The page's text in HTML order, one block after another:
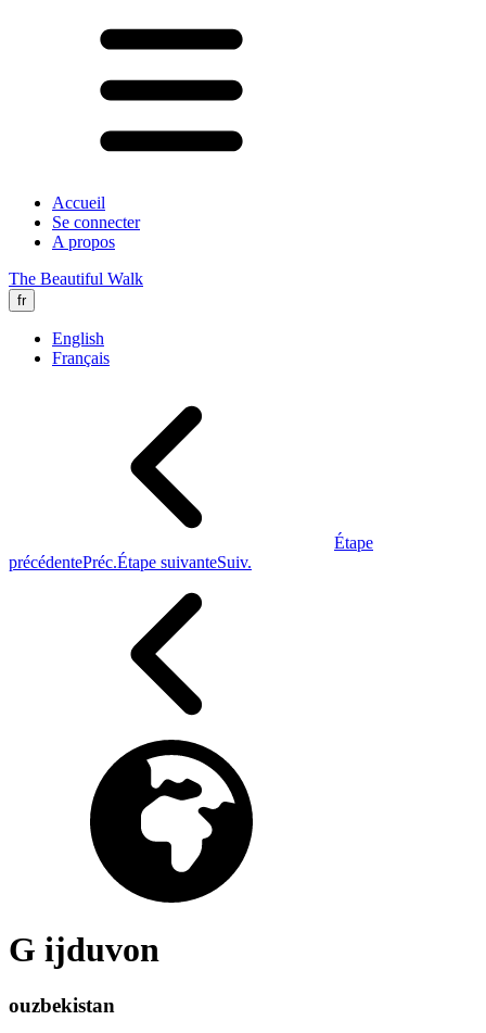
Accueil
Se connecter
A propos
The Beautiful Walk
fr
English
Français
Étape
précédentePréc.Étape suivanteSuiv.
G ijduvon
ouzbekistan